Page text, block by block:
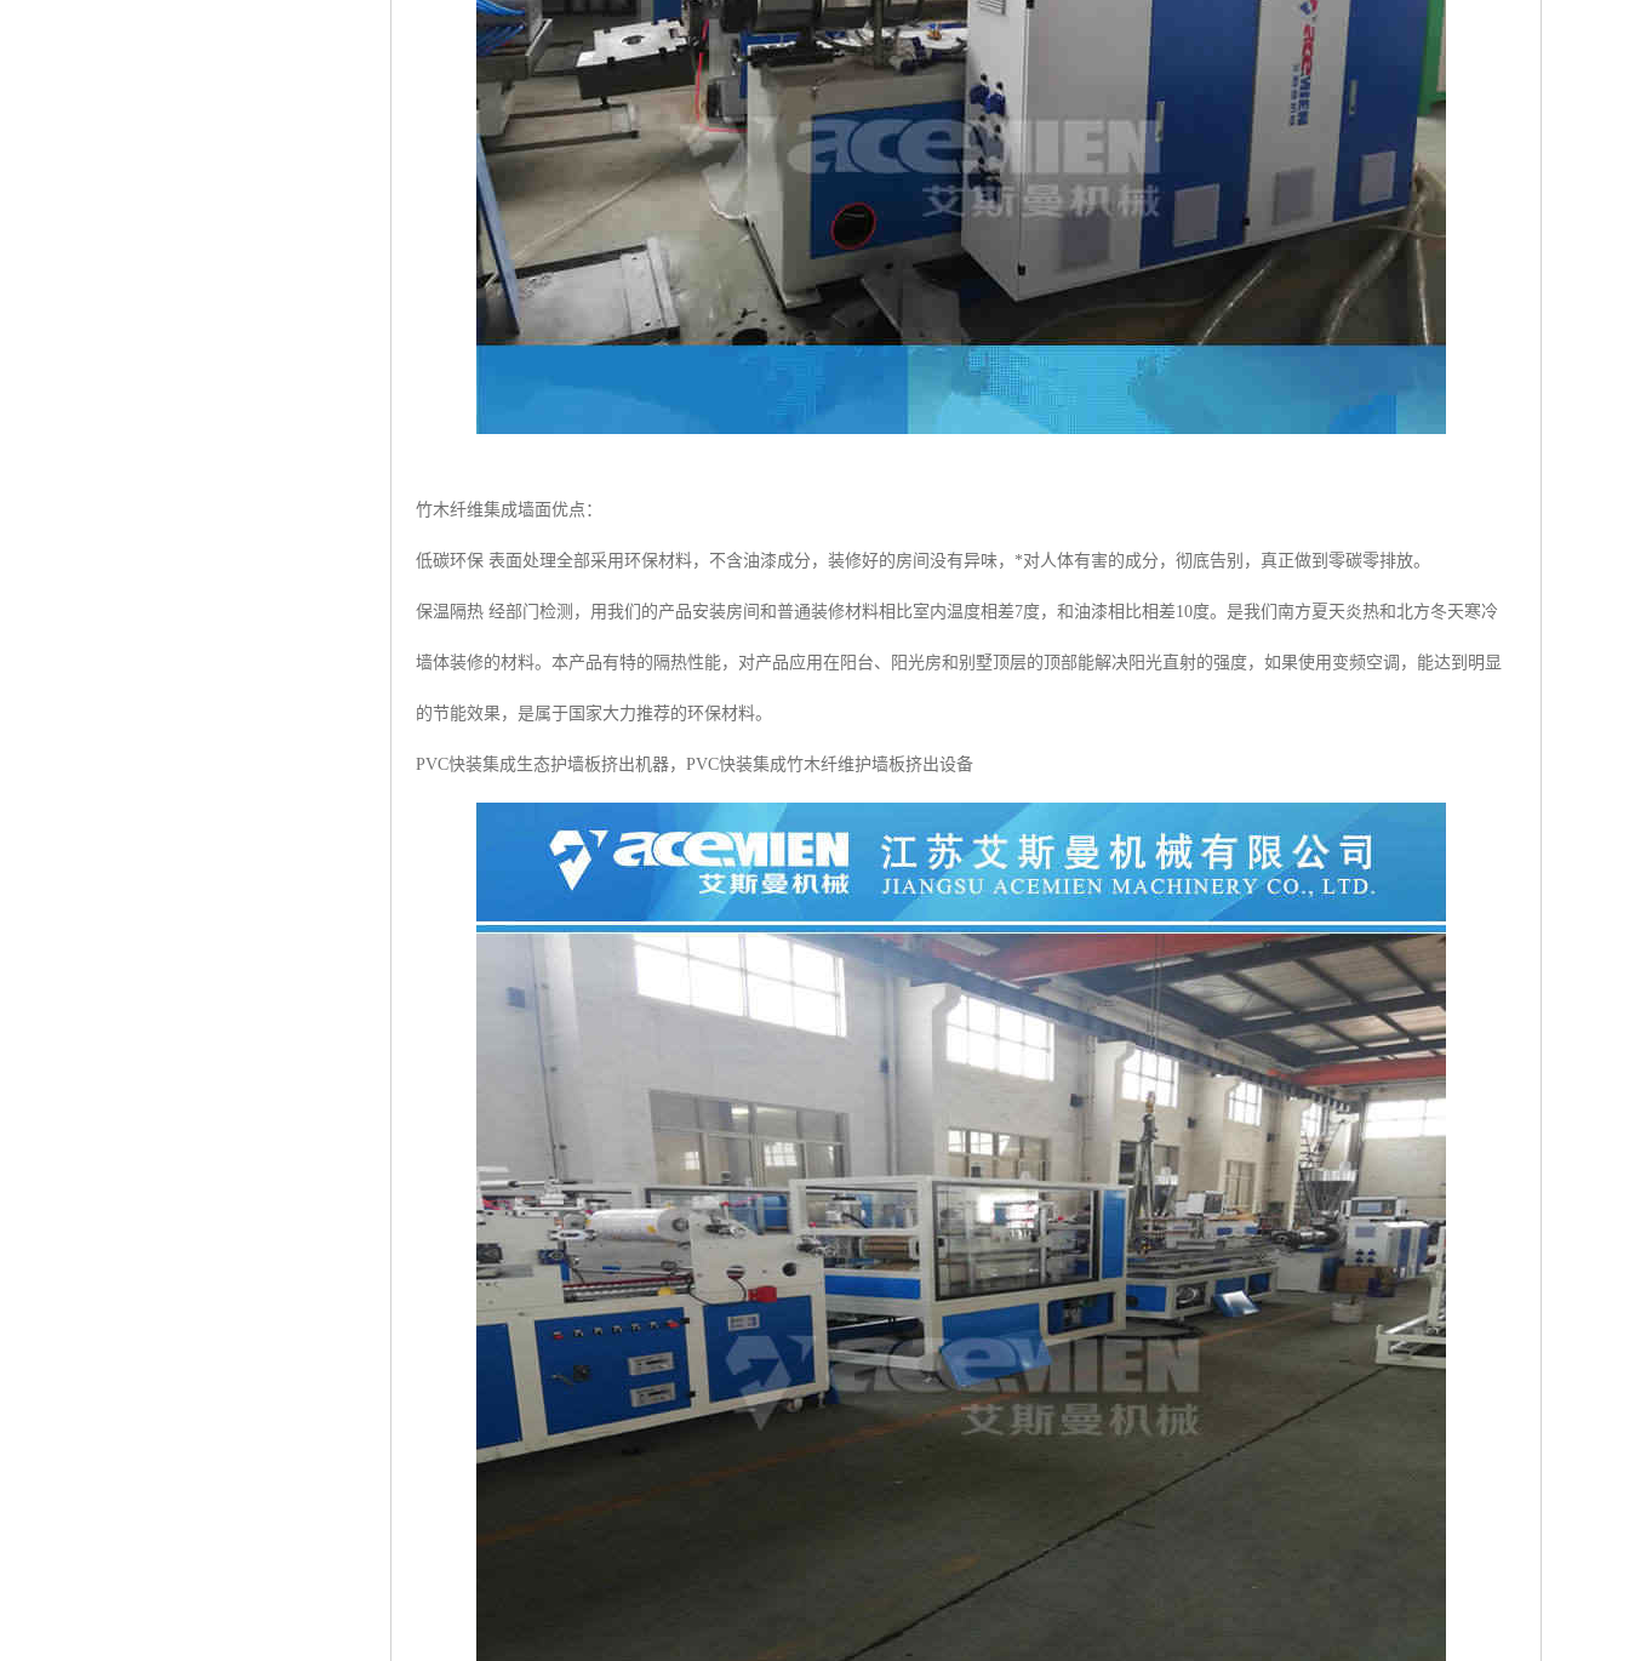
竹木纤维集成墙面优点：
低碳环保 表面处理全部采用环保材料，不含油漆成分，装修好的房间没有异味，*对人体有害的成分，彻底告别，真正做到零碳零排放。
保温隔热 经部门检测，用我们的产品安装房间和普通装修材料相比室内温度相差7度，和油漆相比相差10度。是我们南方夏天炎热和北方冬天寒冷
墙体装修的材料。本产品有特的隔热性能，对产品应用在阳台、阳光房和别墅顶层的顶部能解决阳光直射的强度，如果使用变频空调，能达到明显
的节能效果，是属于国家大力推荐的环保材料。
PVC快装集成生态护墙板挤出机器，PVC快装集成竹木纤维护墙板挤出设备